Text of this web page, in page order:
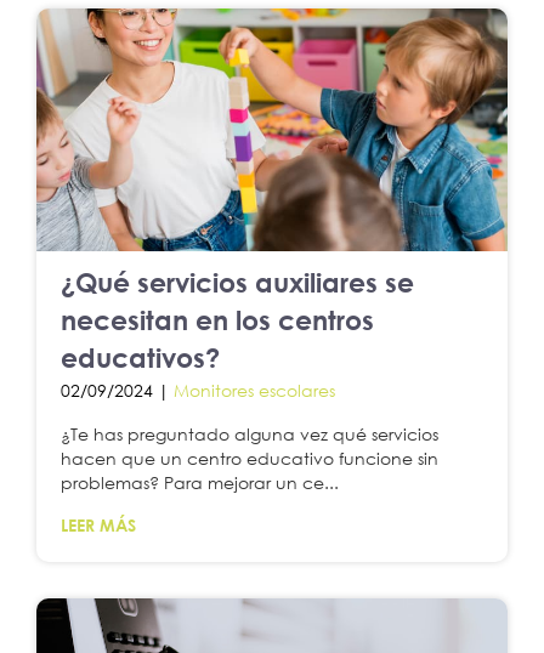
¿Qué servicios auxiliares se
necesitan en los centros
educativos?
02/09/2024 | Monitores escolares
¿Te has preguntado alguna vez qué servicios
hacen que un centro educativo funcione sin
problemas? Para mejorar un ce...
LEER MÁS